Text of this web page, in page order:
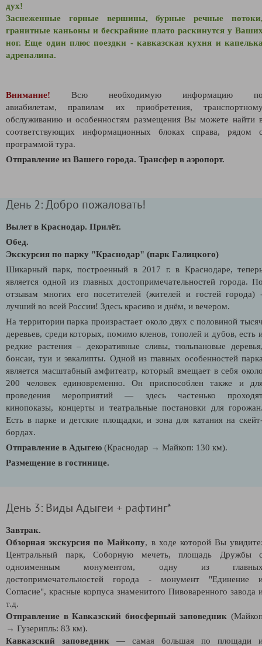
дух!
Заснеженные горные вершины, бурные речные
гранитные каньоны и бескрайние плато раскинутся у
ног. Еще один плюс поездки - кавказская кухня и
адреналина.
Внимание!
Всю необходимую информацию
авиабилетам,правилам их приобретения,
обслуживанию и особенностям размещения Вы можете найти
соответствующих информационных блоках справа, рядом
программой тура.
Отправление из Вашего города. Трансфер в аэропорт.
День 2: Добро пожаловать!
Вылет в Краснодар. Прилёт.
Обед.
Экскурсия по парку "Краснодар" (парк Галицкого)
Шикарный парк, построенный в 2017 г. в Краснодаре,
является одной из главных достопримечательностей города.
отзывам многих его посетителей (жителей и гостей города)
лучший во всей России! Здесь красиво и днём, и вечером.
На территории парка произрастает около двух с половиной
деревьев, среди которых, помимо кленов, тополей и дубов, есть
редкие растения – декоративные сливы, тюльпановые
бонсаи, туи и эвкалипты. Одной из главных особенностей
является масштабный амфитеатр, который вмещает в себя
200 человек единовременно. Он приспособлен также и
проведения мероприятий — здесь частенько
кинопоказы, концерты и театральные постановки для
Есть в парке и детские площадки, и зона для катания на
бордах.
Отправление в Адыгею (Краснодар → Майкоп: 130 км).
Размещение в гостинице.
День 3: Виды Адыгеи + рафтинг*
Завтрак.
Обзорная экскурсия по Майкопу, в ходе которой Вы
Центральный парк, Соборную мечеть, площадь Дружбы
одноименным монументом, одну из
достопримечательностей города - монумент "Единение
Согласие", красные корпуса знаменитого Пивоваренного завода
т.д.
Отправление в Кавказский биосферный заповедник
→ Гузерипль: 83 км).
Кавказский заповедник — самая большая по площади